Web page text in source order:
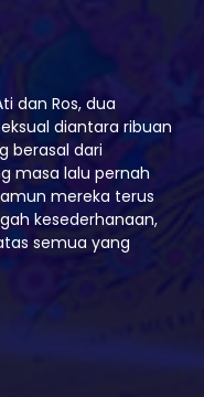
dan Ros, dua
diantara ribuan
berasal dari
masa lalu pernah
mereka terus
kesederhanaan,
semua yang